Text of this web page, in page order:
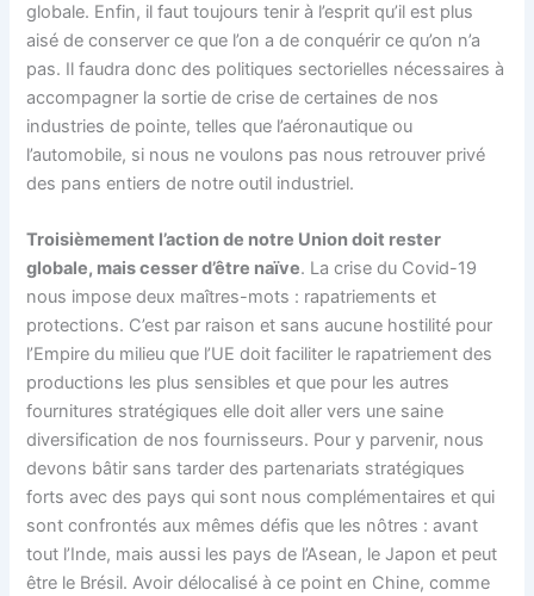
globale. Enfin, il faut toujours tenir à l’esprit qu’il est plus
aisé de conserver ce que l’on a de conquérir ce qu’on n’a
pas. Il faudra donc des politiques sectorielles nécessaires à
accompagner la sortie de crise de certaines de nos
industries de pointe, telles que l’aéronautique ou
l’automobile, si nous ne voulons pas nous retrouver privé
des pans entiers de notre outil industriel.
Troisièmement l’action de notre Union doit rester
globale, mais cesser d’être naïve. La crise du Covid-19
nous impose deux maîtres-mots : rapatriements et
protections. C’est par raison et sans aucune hostilité pour
l’Empire du milieu que l’UE doit faciliter le rapatriement des
productions les plus sensibles et que pour les autres
fournitures stratégiques elle doit aller vers une saine
diversification de nos fournisseurs. Pour y parvenir, nous
devons bâtir sans tarder des partenariats stratégiques
forts avec des pays qui sont nous complémentaires et qui
sont confrontés aux mêmes défis que les nôtres : avant
tout l’Inde, mais aussi les pays de l’Asean, le Japon et peut
être le Brésil. Avoir délocalisé à ce point en Chine, comme